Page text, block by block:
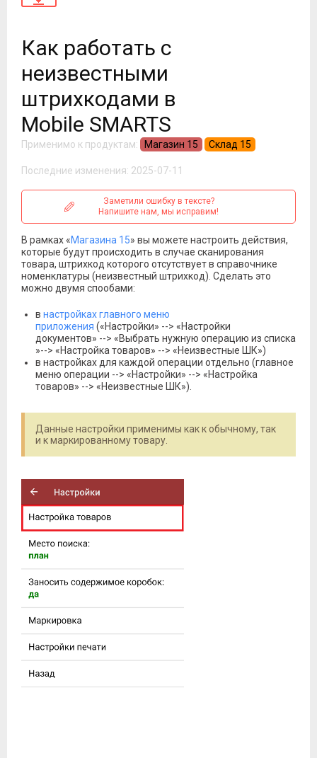
Как работать с
неизвестными
штрихкодами в
Mobile SMARTS
Применимо к продуктам: Магазин 15 Склад 15
Последние изменения: 2025-07-11
Заметили ошибку в тексте?
Напишите нам, мы исправим!
В рамках «Магазина 15» вы можете настроить действия,
которые будут происходить в случае сканирования
товара, штрихкод которого отсутствует в справочнике
номенклатуры (неизвестный штрихкод). Сделать это
можно двумя спообами:
в настройках главного меню
приложения («Настройки» --> «Настройки
документов» --> «Выбрать нужную операцию из списка
»--> «Настройка товаров» --> «Неизвестные ШК»)
в настройках для каждой операции отдельно (главное
меню операции --> «Настройки» --> «Настройка
товаров» --> «Неизвестные ШК»).
Данные настройки применимы как к обычному, так
и к маркированному товару.